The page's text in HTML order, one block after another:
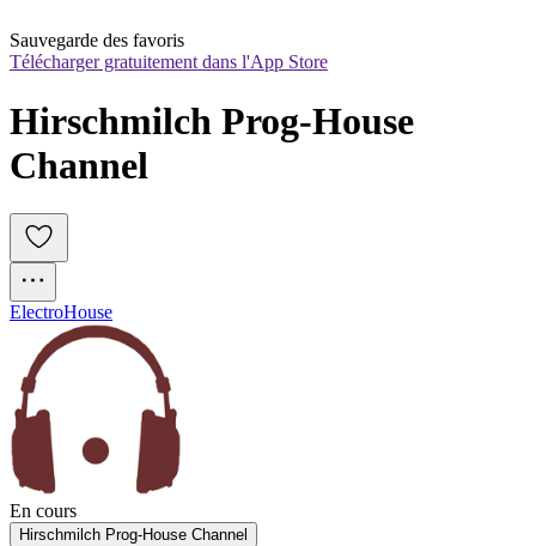
Sauvegarde des favoris
Télécharger gratuitement dans l'App Store
Hirschmilch Prog-House
Channel
ElectroHouse
En cours
Hirschmilch Prog-House Channel